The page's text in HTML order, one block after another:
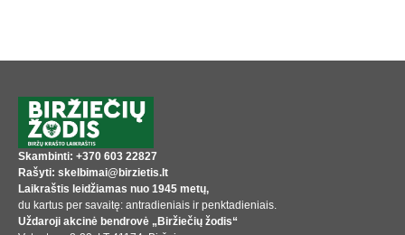
Skambinti: +370 603 22827
Rašyti: skelbimai@birzietis.lt
Laikraštis leidžiamas nuo 1945 metų,
du kartus per savaitę: antradieniais ir penktadieniais.
Uždaroji akcinė bendrovė „Biržiečių žodis“